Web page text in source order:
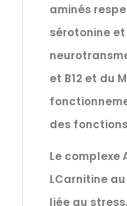
aminés
sérotonine
et B12 et du
des
Le complexe
LCarnitine
liée au